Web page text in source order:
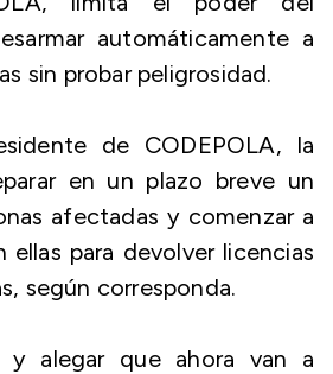
automáticamente a
sin probar peligrosidad.
de CODEPOLA, la
en un plazo breve un
afectadas y comenzar a
ellas para devolver licencias
según corresponda.
y alegar que ahora van a